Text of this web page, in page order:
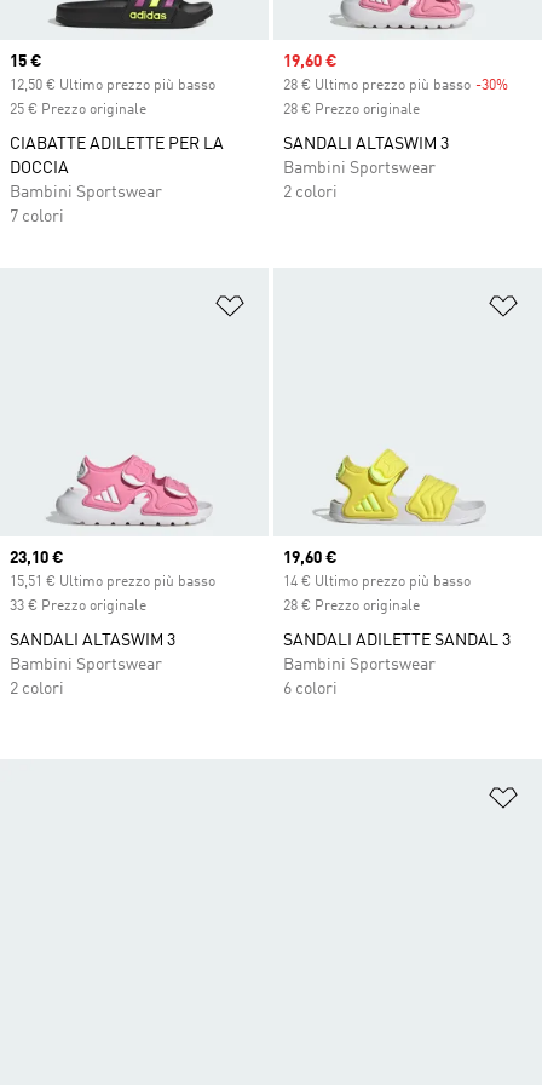
Current price
15 €
12,50 € Ultimo prezzo più basso
25 € Prezzo originale
CIABATTE ADILETTE PER LA
DOCCIA
Bambini Sportswear
7 colori
Sale price
19,60 €
28 € Ultimo prezzo più basso -30%
28 € Prezzo originale
SANDALI ALTASWIM 3
Bambini Sportswear
2 colori
Aggiungi alla lista dei desideri
Current price
23,10 €
15,51 € Ultimo prezzo più basso
33 € Prezzo originale
SANDALI ALTASWIM 3
Bambini Sportswear
2 colori
Current price
19,60 €
14 € Ultimo prezzo più basso
28 € Prezzo originale
SANDALI ADILETTE SANDAL 3
Bambini Sportswear
6 colori